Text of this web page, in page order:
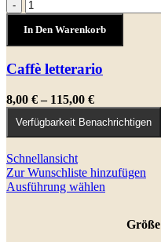
Optionen
können
-
letterario
Menge
In Den Warenkorb
Caffè letterario
8,00 € – 115,00 €Preisspanne:
8,00 €
bis
115,00 €
Verfügbarkeit Benachrichtigen
Schnellansicht
Zur Wunschliste hinzufügen
Ausführung wählen
mehrereGröße